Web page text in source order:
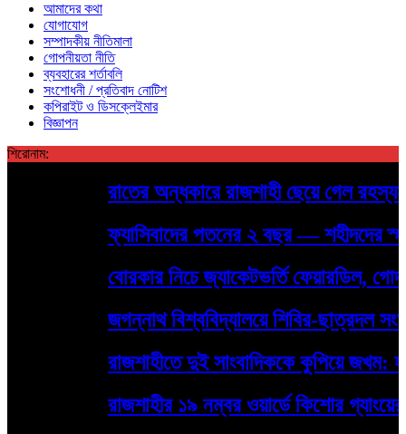
আমাদের কথা
যোগাযোগ
সম্পাদকীয় নীতিমালা
গোপনীয়তা নীতি
ব্যবহারের শর্তাবলি
সংশোধনী / প্রতিবাদ নোটিশ
কপিরাইট ও ডিসক্লেইমার
বিজ্ঞাপন
শিরোনাম:
রাতের অন্ধকারে রাজশাহী ছেয়ে গেল
ফ্যাসিবাদের পতনের ২ বছর — শহীদদের স্মরণে
বোরকার নিচে জ্যাকেটভর্তি ফেয়ারডিল,
জগন্নাথ বিশ্ববিদ্যালয়ে শিবির-ছাত্রদল
রাজশাহীতে দুই সাংবাদিককে কুপিয়ে জখম:
রাজশাহীর ১৯ নম্বর ওয়ার্ডে কিশোর গ্যাংয়ের